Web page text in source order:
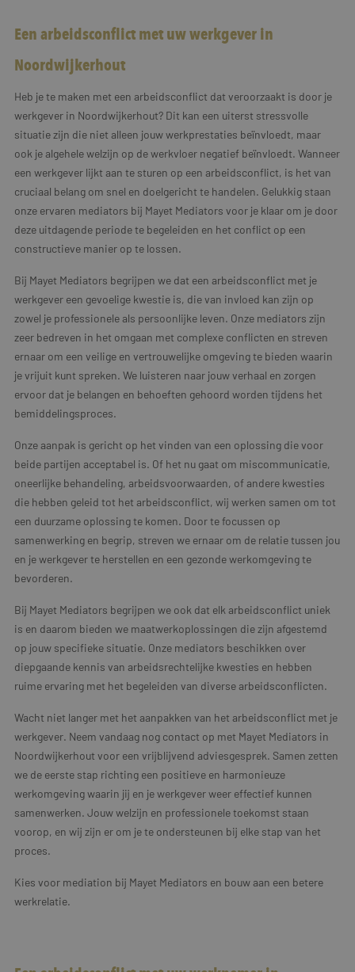
Een arbeidsconflict met uw werkgever in
Noordwijkerhout
Heb je te maken met een arbeidsconflict dat veroorzaakt is door je
werkgever in Noordwijkerhout? Dit kan een uiterst stressvolle
situatie zijn die niet alleen jouw werkprestaties beïnvloedt, maar
ook je algehele welzijn op de werkvloer negatief beïnvloedt. Wanneer
een werkgever lijkt aan te sturen op een arbeidsconflict, is het van
cruciaal belang om snel en doelgericht te handelen. Gelukkig staan
onze ervaren mediators bij Mayet Mediators voor je klaar om je door
deze uitdagende periode te begeleiden en het conflict op een
constructieve manier op te lossen.
Bij Mayet Mediators begrijpen we dat een arbeidsconflict met je
werkgever een gevoelige kwestie is, die van invloed kan zijn op
zowel je professionele als persoonlijke leven. Onze mediators zijn
zeer bedreven in het omgaan met complexe conflicten en streven
ernaar om een veilige en vertrouwelijke omgeving te bieden waarin
je vrijuit kunt spreken. We luisteren naar jouw verhaal en zorgen
ervoor dat je belangen en behoeften gehoord worden tijdens het
bemiddelingsproces.
Onze aanpak is gericht op het vinden van een oplossing die voor
beide partijen acceptabel is. Of het nu gaat om miscommunicatie,
oneerlijke behandeling, arbeidsvoorwaarden, of andere kwesties
die hebben geleid tot het arbeidsconflict, wij werken samen om tot
een duurzame oplossing te komen. Door te focussen op
samenwerking en begrip, streven we ernaar om de relatie tussen jou
en je werkgever te herstellen en een gezonde werkomgeving te
bevorderen.
Bij Mayet Mediators begrijpen we ook dat elk arbeidsconflict uniek
is en daarom bieden we maatwerkoplossingen die zijn afgestemd
op jouw specifieke situatie. Onze mediators beschikken over
diepgaande kennis van arbeidsrechtelijke kwesties en hebben
ruime ervaring met het begeleiden van diverse arbeidsconflicten.
Wacht niet langer met het aanpakken van het arbeidsconflict met je
werkgever. Neem vandaag nog contact op met Mayet Mediators in
Noordwijkerhout voor een vrijblijvend adviesgesprek. Samen zetten
we de eerste stap richting een positieve en harmonieuze
werkomgeving waarin jij en je werkgever weer effectief kunnen
samenwerken. Jouw welzijn en professionele toekomst staan
voorop, en wij zijn er om je te ondersteunen bij elke stap van het
proces.
Kies voor mediation bij Mayet Mediators en bouw aan een betere
werkrelatie.